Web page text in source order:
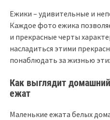
Ежики – удивительные и
Каждое фото ежика
и прекрасные черты
насладиться этими
понаблюдать за жизнью
Как выглядит
ежат
Маленькие ежата белых